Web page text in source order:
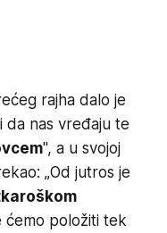
rajha dalo je
da nas vređaju te
", a u svojoj
„Od jutros je
ćemo položiti tek